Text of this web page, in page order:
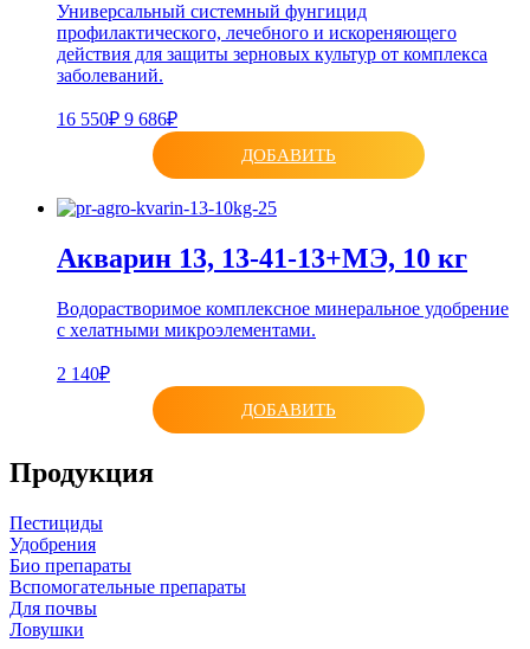
Универсальный системный фунгицид
профилактического, лечебного и искореняющего
действия для защиты зерновых культур от комплекса
заболеваний.
16 550₽ 9 686₽
ДОБАВИТЬ
Акварин 13, 13-41-13+МЭ, 10 кг
Водорастворимое комплексное минеральное удобрение
с хелатными микроэлементами.
2 140₽
ДОБАВИТЬ
Продукция
Пестициды
Удобрения
Био препараты
Вспомогательные препараты
Для почвы
Ловушки